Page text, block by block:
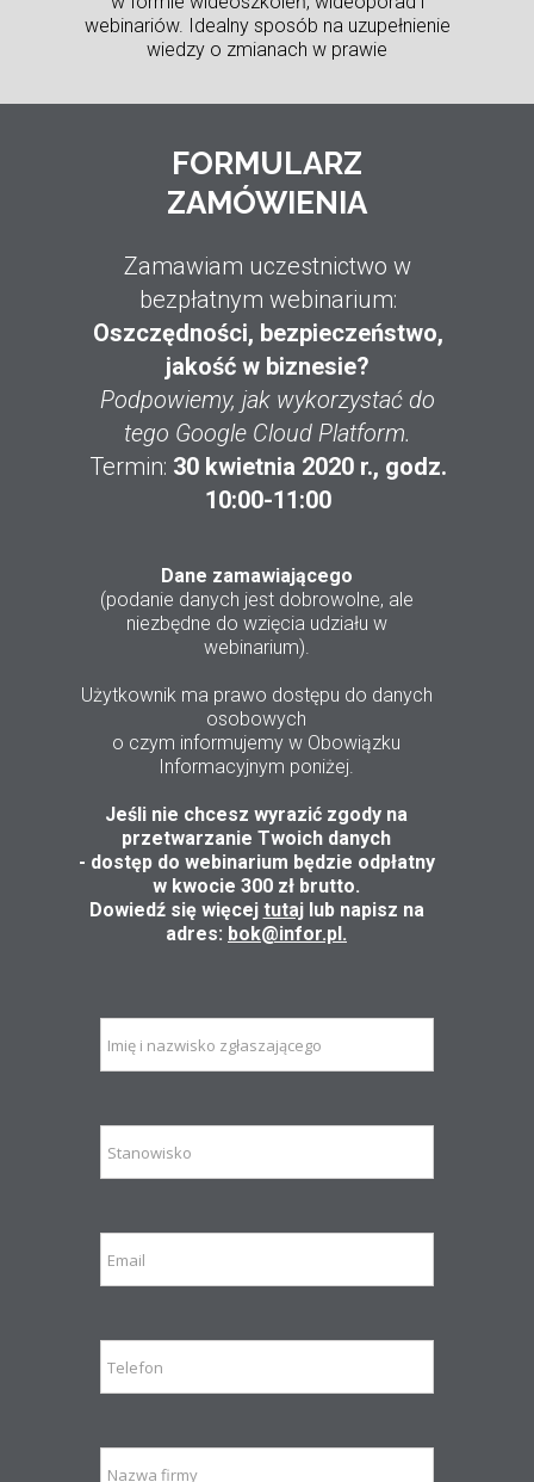
webinariów. Idealny sposób na uzupełnienie
wiedzy o zmianach w prawie
FORMULARZ
ZAMÓWIENIA
Zamawiam uczestnictwo w
bezpłatnym webinarium:
Oszczędności, bezpieczeństwo,
jakość w biznesie?
Podpowiemy, jak wykorzystać do
tego Google Cloud Platform.
Termin: 30 kwietnia 2020 r., godz.
10:00-11:00
Dane zamawiającego
(podanie danych jest dobrowolne, ale
niezbędne do wzięcia udziału w
webinarium).
Użytkownik ma prawo dostępu do danych
osobowych
o czym informujemy w Obowiązku
Informacyjnym poniżej.
Jeśli nie chcesz wyrazić zgody na
przetwarzanie Twoich danych
- dostęp do webinarium będzie odpłatny
w kwocie 300 zł brutto.
Dowiedź się więcej tutaj lub napisz na
adres: bok@infor.pl.